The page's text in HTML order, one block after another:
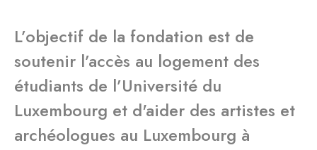
L’objectif de la fondation est de
soutenir l’accès au logement des
étudiants de l’Université du
Luxembourg et d'aider des artistes et
archéologues au Luxembourg à